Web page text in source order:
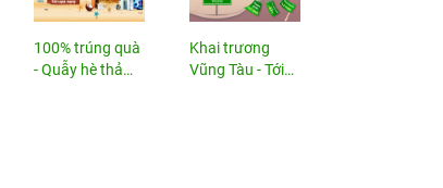
100% trúng quà
- Quẫy hè thả
Khai trương
Vũng Tàu - Tới